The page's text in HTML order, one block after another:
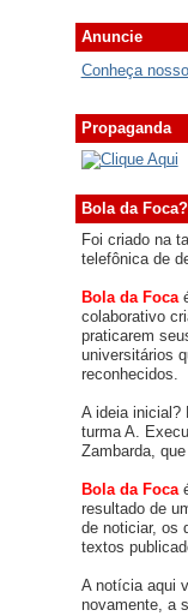
Anuncie
Conheça
Propaganda
Bola da
Foi criado na
telefônica de
Bola da Foca
colaborativo
praticarem
universitários
reconhecidos.
A ideia inicial?
turma A.
Zambarda,
Bola da Foca
resultado de
de noticiar, os
textos
A notícia aqui
novamente, a